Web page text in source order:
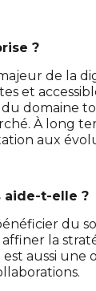
?
de la
et
du
À long
aux
aide-t-elle ?
du
la
aussi